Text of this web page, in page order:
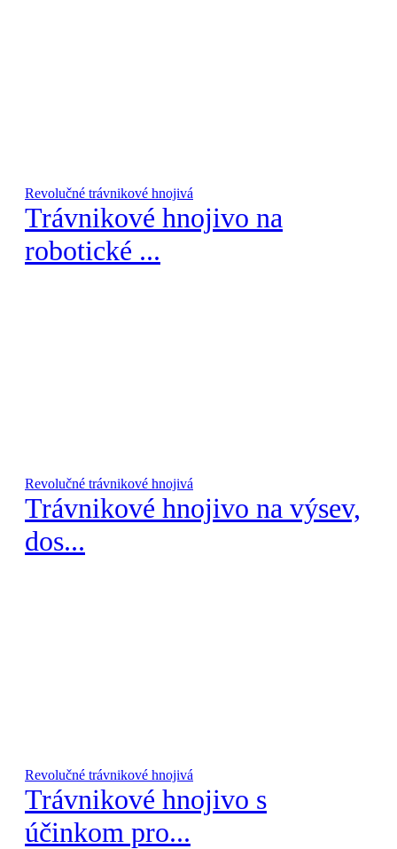
Revolučné trávnikové hnojivá
Trávnikové hnojivo na
robotické ...
Revolučné trávnikové hnojivá
Trávnikové hnojivo na výsev,
dos...
Revolučné trávnikové hnojivá
Trávnikové hnojivo s
účinkom pro...